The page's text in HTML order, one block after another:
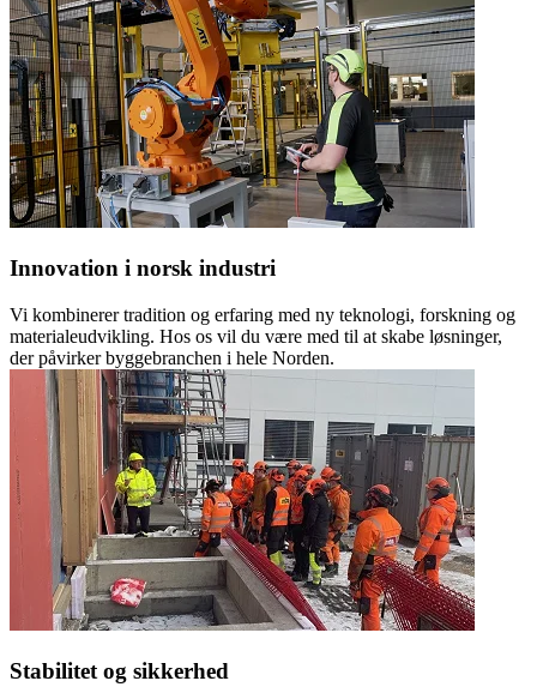
Innovation i norsk industri
Vi kombinerer tradition og erfaring med ny teknologi, forskning og
materialeudvikling. Hos os vil du være med til at skabe løsninger,
der påvirker byggebranchen i hele Norden.
Stabilitet og sikkerhed